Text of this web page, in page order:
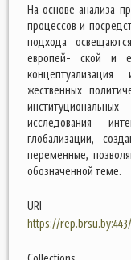
На основе анализа
процессов и
подхода
европей- ской и
жественных
исследования
глобализации,
переменные,
обозначенной теме.
URI
https://